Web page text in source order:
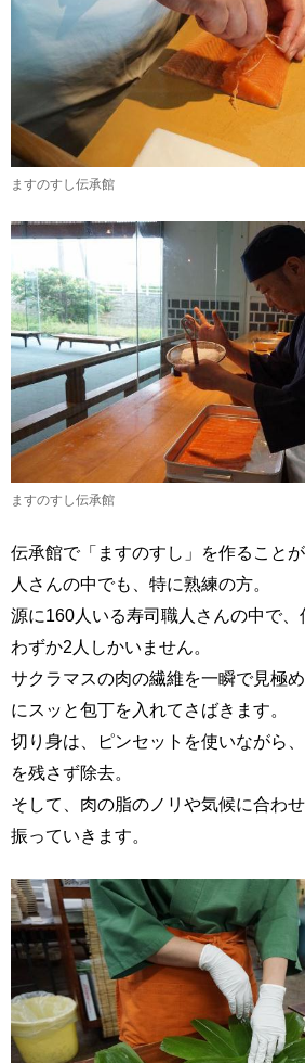
ますのすし伝承館
ますのすし伝承館
伝承館で「ますのすし」を作ること
人さんの中でも、特に熟練の方。
源に160人いる寿司職人さんの中で
わずか2人しかいません。
サクラマスの肉の繊維を一瞬で見極
にスッと包丁を入れてさばきます。
切り身は、ピンセットを使いながら
を残さず除去。
そして、肉の脂のノリや気候に合わ
振っていきます。